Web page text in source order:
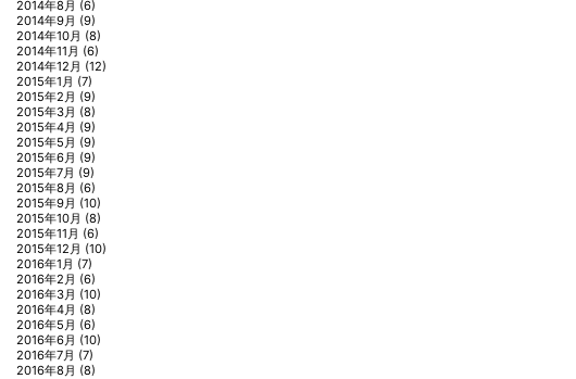
2014年8月 (6)
2014年9月 (9)
2014年10月 (8)
2014年11月 (6)
2014年12月 (12)
2015年1月 (7)
2015年2月 (9)
2015年3月 (8)
2015年4月 (9)
2015年5月 (9)
2015年6月 (9)
2015年7月 (9)
2015年8月 (6)
2015年9月 (10)
2015年10月 (8)
2015年11月 (6)
2015年12月 (10)
2016年1月 (7)
2016年2月 (6)
2016年3月 (10)
2016年4月 (8)
2016年5月 (6)
2016年6月 (10)
2016年7月 (7)
2016年8月 (8)